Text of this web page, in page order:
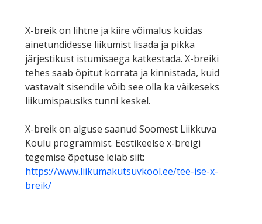
X-breik on lihtne ja kiire võimalus kuidas
ainetundidesse liikumist lisada ja pikka
järjestikust istumisaega katkestada. X-breiki
tehes saab õpitut korrata ja kinnistada, kuid
vastavalt sisendile võib see olla ka väikeseks
liikumispausiks tunni keskel.
X-breik on alguse saanud Soomest Liikkuva
Koulu programmist. Eestikeelse x-breigi
tegemise õpetuse leiab siit:
https://www.liikumakutsuvkool.ee/tee-ise-x-
breik/